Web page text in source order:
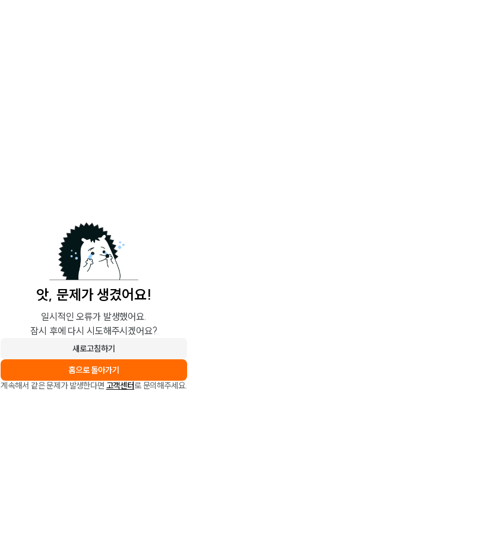
앗, 문제가 생겼어요!
일시적인 오류가 발생했어요.
잠시 후에 다시 시도해주시겠어요?
새로고침하기
홈으로 돌아가기
계속해서 같은 문제가 발생한다면 고객센터로 문의해주세요.